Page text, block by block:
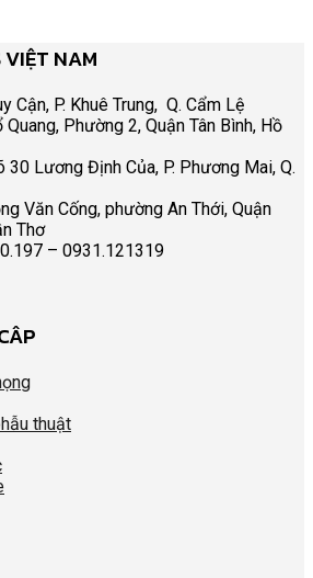
VIỆT NAM
Cận, P. Khuê Trung, Q. Cẩm Lệ
Phường 2, Quận Tân Bình, Hồ
30 Lương Định Của, P. Phương Mai, Q.
Văn Cống, phường An Thới, Quận
Thơ
– 0931.121319
thuật